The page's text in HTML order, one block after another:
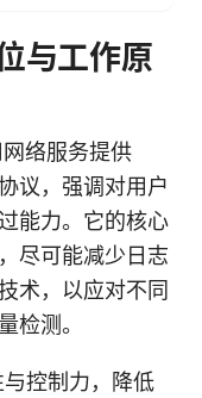
与工作原
络服务提供
议，强调对用户
能力。它的核心
尽可能减少日志
术，以应对不同
检测。
控制力，降低